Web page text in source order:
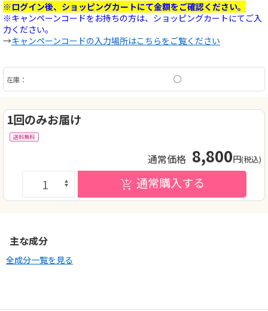
※ログイン後、ショッピングカートにて金額をご確認ください。
※キャンペーンコードをお持ちの方は、ショッピングカートにてご入
力ください。
→キャンペーンコードの入力場所はこちらをご覧ください
在庫： ○
1回のみお届け
送料無料
通常価格 8,800円(税込)
通常購入する
主な成分
全成分一覧を見る